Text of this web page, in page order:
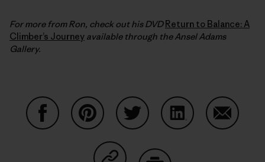
For more from Ron, check out his DVDReturn to Balance: A
Climber’s Journey available through the Ansel Adams
Gallery.